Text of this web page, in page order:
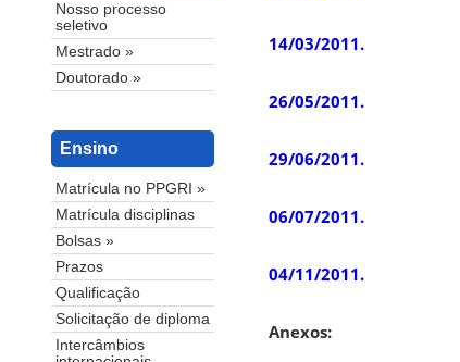
Nosso processo
seletivo
Mestrado »
Doutorado »
Ensino
Matrícula no PPGRI »
Matrícula disciplinas
Bolsas »
Prazos
Qualificação
Solicitação de diploma
Intercâmbios
14/03/2011.
26/05/2011.
29/06/2011.
06/07/2011.
04/11/2011.
Anexos: